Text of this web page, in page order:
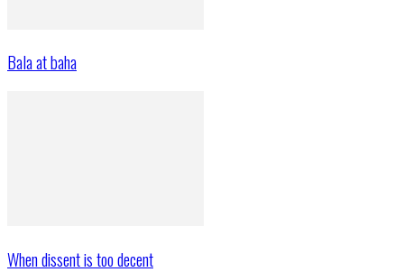
Bala at baha
When dissent is too decent